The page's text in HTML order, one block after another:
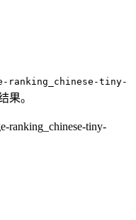
ranking_chinese-tiny-
果。
ranking_chinese-tiny-